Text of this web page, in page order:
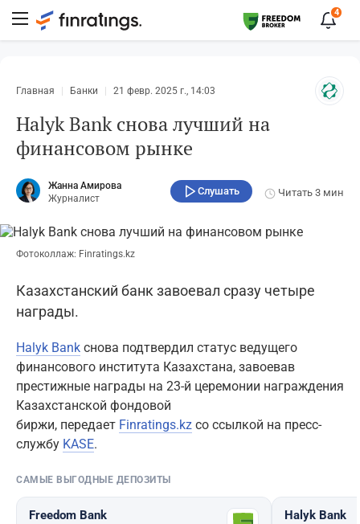
4
Главная Банки 21 февр. 2025 г., 14:03
Halyk Bank снова лучший на
финансовом рынке
Жанна Амирова
Журналист
Слушать Читать 3 мин
Фотоколлаж: Finratings.kz
Казахстанский банк завоевал сразу четыре
награды.
Halyk Bank снова подтвердил статус ведущего
финансового института Казахстана, завоевав
престижные награды на 23-й церемонии награждения
Казахстанской фондовой
биржи, передает Finratings.kz со ссылкой на пресс-
службу KASE.
САМЫЕ ВЫГОДНЫЕ ДЕПОЗИТЫ
Freedom Bank Halyk Bank